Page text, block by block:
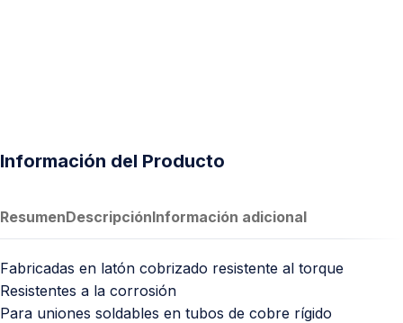
Información del Producto
ResumenDescripciónInformación adicional
Fabricadas en latón cobrizado resistente al torque
Resistentes a la corrosión
Para uniones soldables en tubos de cobre rígido